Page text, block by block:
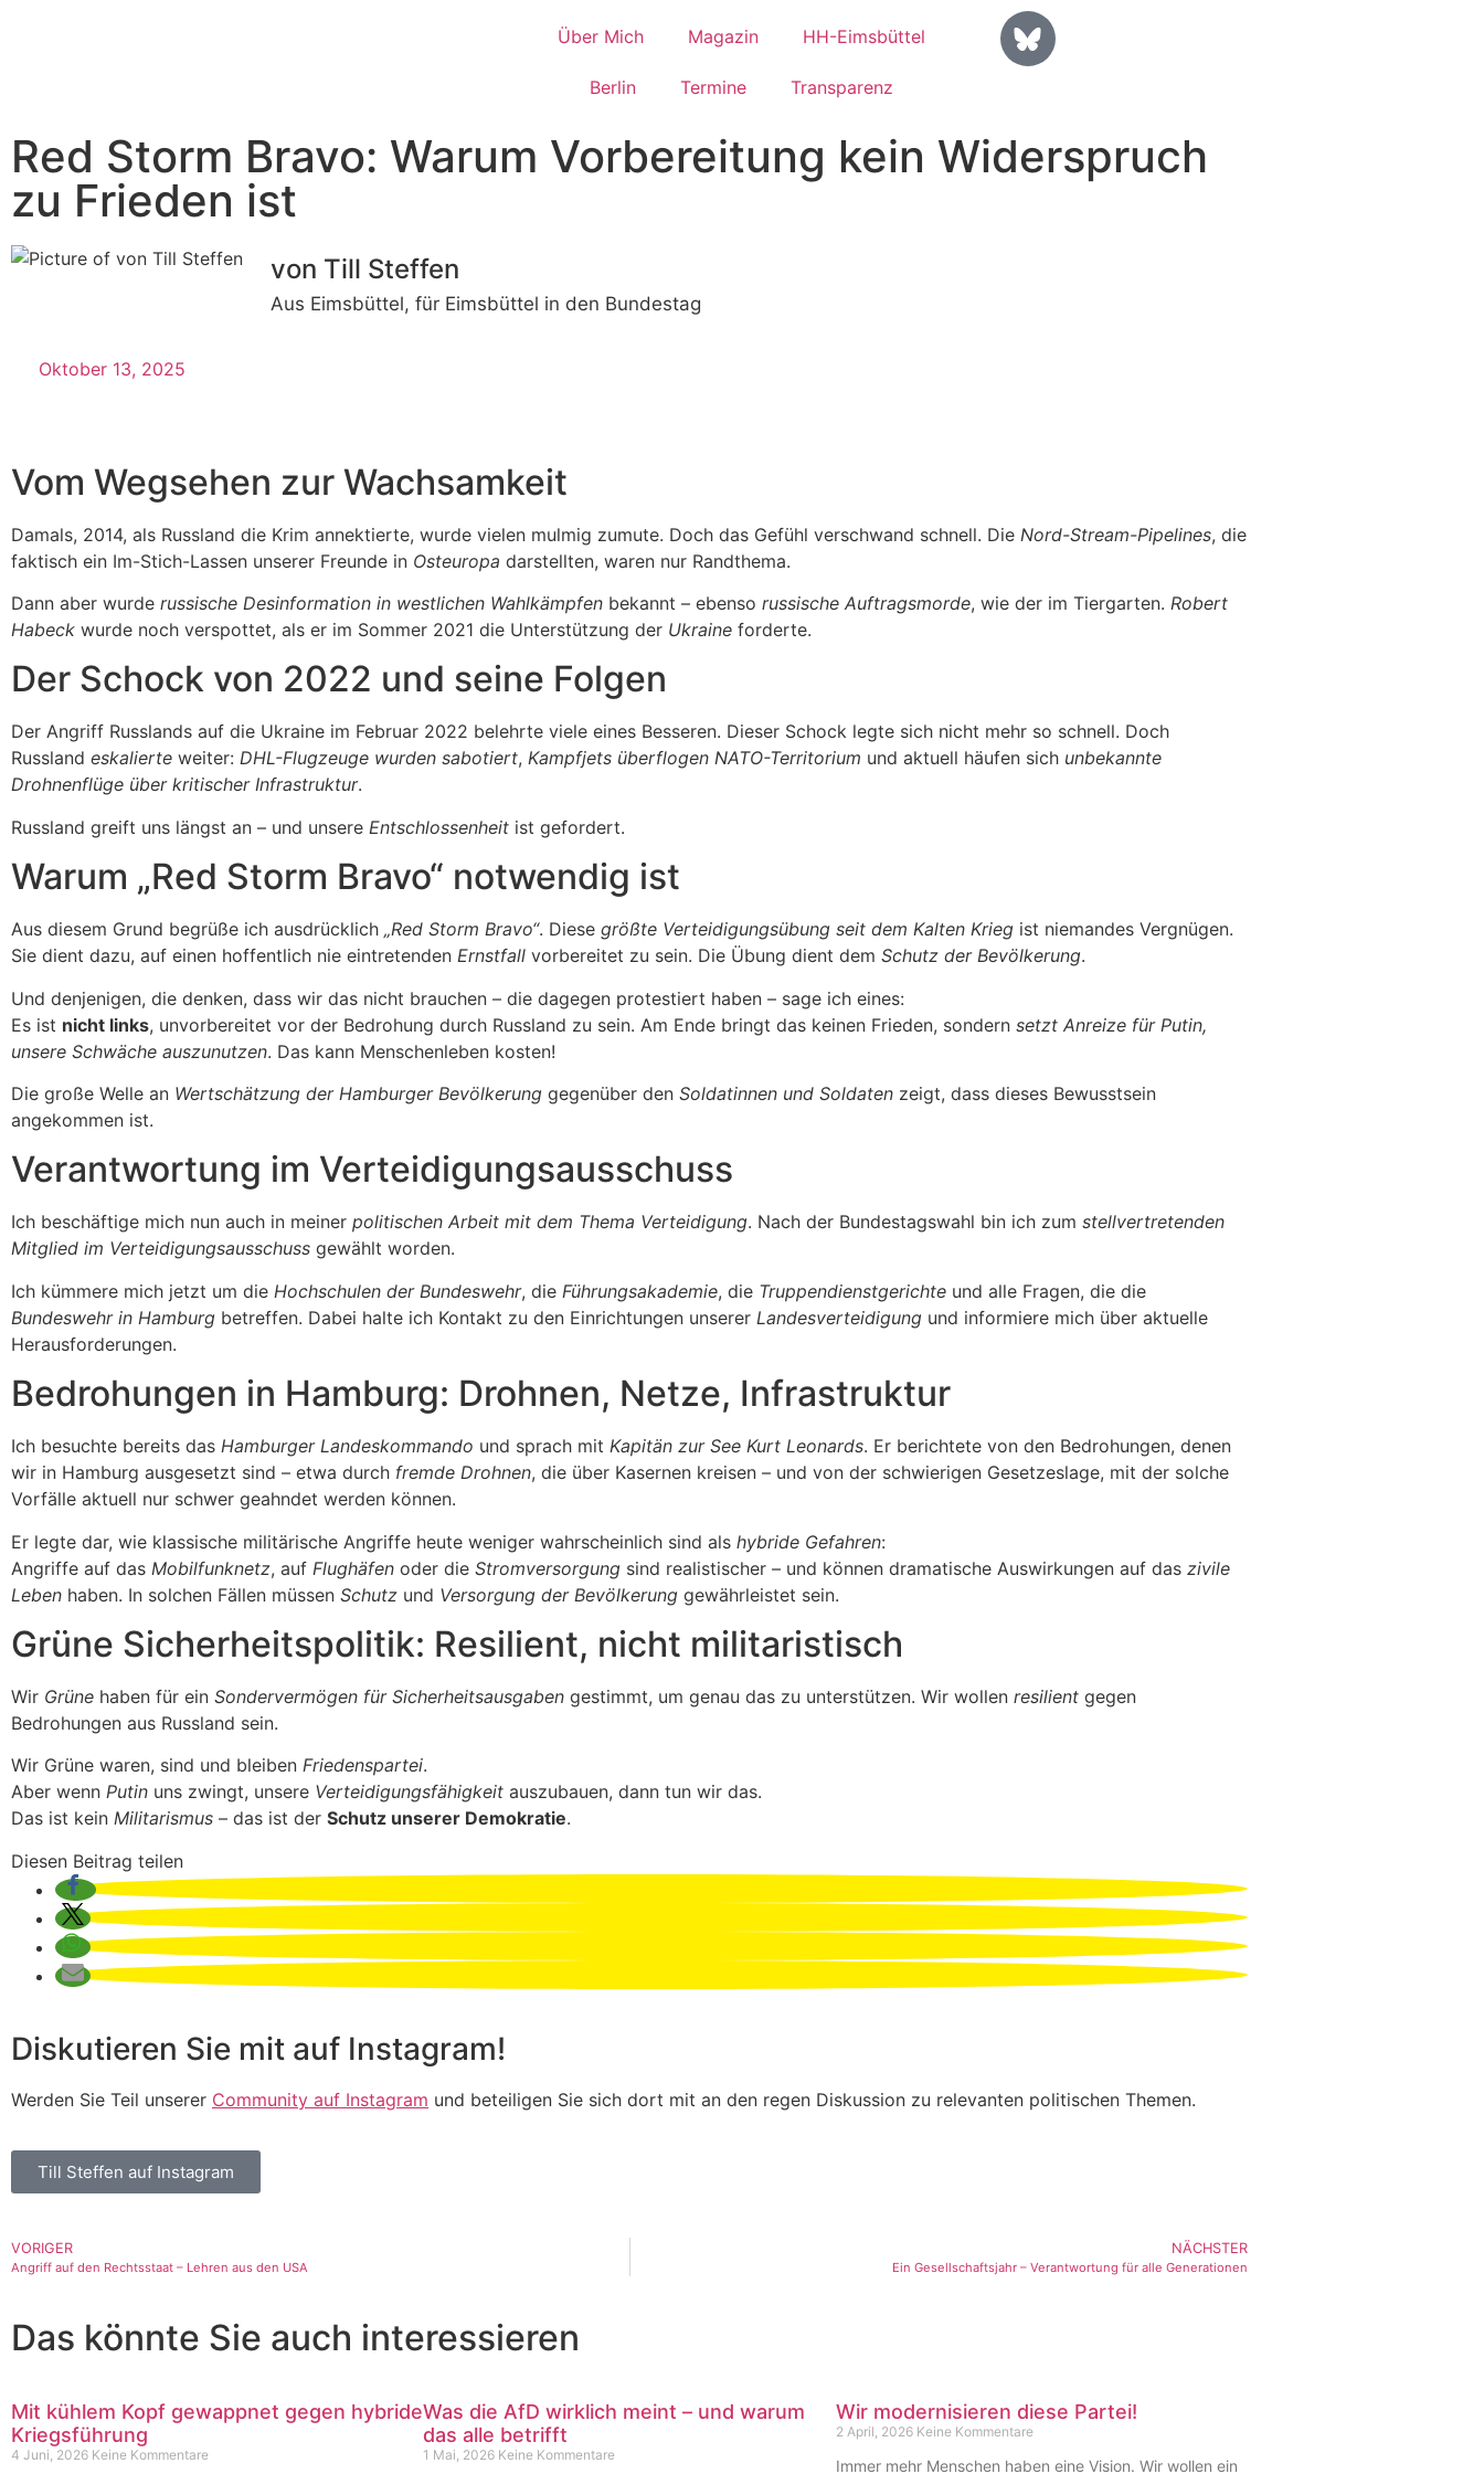
Über Mich Magazin HH-Eimsbüttel
Berlin Termine Transparenz
Red Storm Bravo: Warum Vorbereitung kein Widerspruch
zu Frieden ist
von Till Steffen
Aus Eimsbüttel, für Eimsbüttel in den Bundestag
Oktober 13, 2025
Vom Wegsehen zur Wachsamkeit
Damals, 2014, als Russland die Krim annektierte, wurde vielen mulmig zumute. Doch das Gefühl verschwand schnell. Die Nord-Stream-Pipelines, die
faktisch ein Im-Stich-Lassen unserer Freunde in Osteuropa darstellten, waren nur Randthema.
Dann aber wurde russische Desinformation in westlichen Wahlkämpfen bekannt – ebenso russische Auftragsmorde, wie der im Tiergarten. Robert
Habeck wurde noch verspottet, als er im Sommer 2021 die Unterstützung der Ukraine forderte.
Der Schock von 2022 und seine Folgen
Der Angriff Russlands auf die Ukraine im Februar 2022 belehrte viele eines Besseren. Dieser Schock legte sich nicht mehr so schnell. Doch
Russland eskalierte weiter: DHL-Flugzeuge wurden sabotiert, Kampfjets überflogen NATO-Territorium und aktuell häufen sich unbekannte
Drohnenflüge über kritischer Infrastruktur.
Russland greift uns längst an – und unsere Entschlossenheit ist gefordert.
Warum „Red Storm Bravo“ notwendig ist
Aus diesem Grund begrüße ich ausdrücklich „Red Storm Bravo“. Diese größte Verteidigungsübung seit dem Kalten Krieg ist niemandes Vergnügen.
Sie dient dazu, auf einen hoffentlich nie eintretenden Ernstfall vorbereitet zu sein. Die Übung dient dem Schutz der Bevölkerung.
Und denjenigen, die denken, dass wir das nicht brauchen – die dagegen protestiert haben – sage ich eines:
Es ist nicht links, unvorbereitet vor der Bedrohung durch Russland zu sein. Am Ende bringt das keinen Frieden, sondern setzt Anreize für Putin,
unsere Schwäche auszunutzen. Das kann Menschenleben kosten!
Die große Welle an Wertschätzung der Hamburger Bevölkerung gegenüber den Soldatinnen und Soldaten zeigt, dass dieses Bewusstsein
angekommen ist.
Verantwortung im Verteidigungsausschuss
Ich beschäftige mich nun auch in meiner politischen Arbeit mit dem Thema Verteidigung. Nach der Bundestagswahl bin ich zum stellvertretenden
Mitglied im Verteidigungsausschuss gewählt worden.
Ich kümmere mich jetzt um die Hochschulen der Bundeswehr, die Führungsakademie, die Truppendienstgerichte und alle Fragen, die die
Bundeswehr in Hamburg betreffen. Dabei halte ich Kontakt zu den Einrichtungen unserer Landesverteidigung und informiere mich über aktuelle
Herausforderungen.
Bedrohungen in Hamburg: Drohnen, Netze, Infrastruktur
Ich besuchte bereits das Hamburger Landeskommando und sprach mit Kapitän zur See Kurt Leonards. Er berichtete von den Bedrohungen, denen
wir in Hamburg ausgesetzt sind – etwa durch fremde Drohnen, die über Kasernen kreisen – und von der schwierigen Gesetzeslage, mit der solche
Vorfälle aktuell nur schwer geahndet werden können.
Er legte dar, wie klassische militärische Angriffe heute weniger wahrscheinlich sind als hybride Gefahren:
Angriffe auf das Mobilfunknetz, auf Flughäfen oder die Stromversorgung sind realistischer – und können dramatische Auswirkungen auf das zivile
Leben haben. In solchen Fällen müssen Schutz und Versorgung der Bevölkerung gewährleistet sein.
Grüne Sicherheitspolitik: Resilient, nicht militaristisch
Wir Grüne haben für ein Sondervermögen für Sicherheitsausgaben gestimmt, um genau das zu unterstützen. Wir wollen resilient gegen
Bedrohungen aus Russland sein.
Wir Grüne waren, sind und bleiben Friedenspartei.
Aber wenn Putin uns zwingt, unsere Verteidigungsfähigkeit auszubauen, dann tun wir das.
Das ist kein Militarismus – das ist der Schutz unserer Demokratie.
Diesen Beitrag teilen
Diskutieren Sie mit auf Instagram!
Werden Sie Teil unserer Community auf Instagram und beteiligen Sie sich dort mit an den regen Diskussion zu relevanten politischen Themen.
Till Steffen auf Instagram
VORIGER
Angriff auf den Rechtsstaat – Lehren aus den USA
NÄCHSTER
Ein Gesellschaftsjahr – Verantwortung für alle Generationen
Das könnte Sie auch interessieren
Mit kühlem Kopf gewappnet gegen hybride
Kriegsführung
4 Juni, 2026 Keine Kommentare
Was die AfD wirklich meint – und warum
das alle betrifft
1 Mai, 2026 Keine Kommentare
Wir modernisieren diese Partei!
2 April, 2026 Keine Kommentare
Immer mehr Menschen haben eine Vision. Wir wollen ein